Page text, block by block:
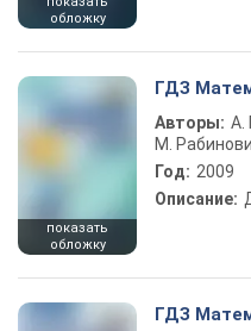
обложку
показать
обложку
ГДЗ
Авторы: А.
М.
Год: 2009
Описание:
ГДЗ